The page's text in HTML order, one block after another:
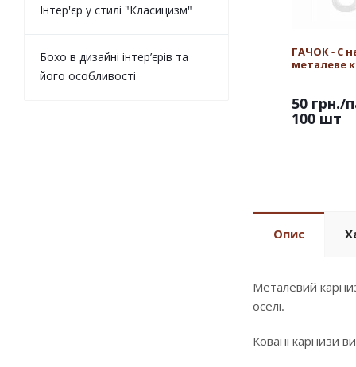
ГАЧОК - С
металеве
50 грн./
100 шт
Опис
Металевий
оселі.
Ковані карнизи
Інтер'єр у стилі "Класицизм"
Бохо в дизайні інтер’єрів та
його особливості